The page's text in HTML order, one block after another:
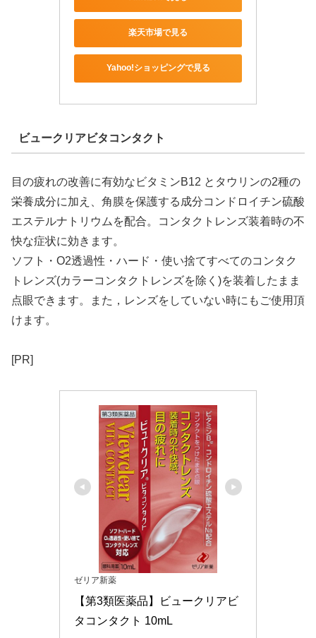
楽天市場で見る
Yahoo!ショッピングで見る
ビュークリアビタコンタクト
目の疲れの改善に有効なビタミンB12 とタウリンの2種の
栄養成分に加え、角膜を保護する成分コンドロイチン硫酸
エステルナトリウムを配合。コンタクトレンズ装着時の不
快な症状に効きます。
ソフト・O2透過性・ハード・使い捨てすべてのコンタク
トレンズ(カラーコンタクトレンズを除く)を装着したまま
点眼できます。また，レンズをしていない時にもご使用頂
けます。
[PR]
ゼリア新薬
【第3類医薬品】ビュークリアビ
タコンタクト 10mL